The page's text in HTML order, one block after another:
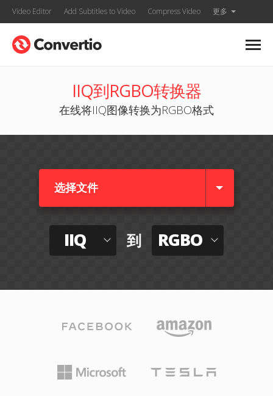
Video Editor Add Subtitles to Video Compress Video 更多
IIQ到RGBO转换器
在线将IIQ图像转换为RGBO格式
选择文件
IIQ 到 RGBO